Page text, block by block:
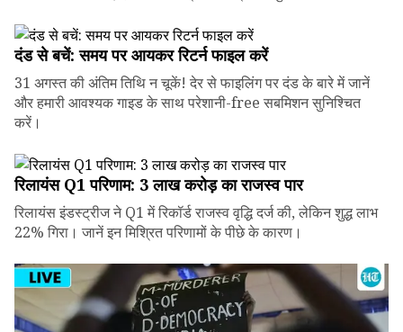
दंड से बचें: समय पर आयकर रिटर्न फाइल करें
31 अगस्त की अंतिम तिथि न चूकें! देर से फाइलिंग पर दंड के बारे में जानें
और हमारी आवश्यक गाइड के साथ परेशानी-free सबमिशन सुनिश्चित
करें।
रिलायंस Q1 परिणाम: ₹3 लाख करोड़ का राजस्व पार
रिलायंस इंडस्ट्रीज ने Q1 में रिकॉर्ड राजस्व वृद्धि दर्ज की, लेकिन शुद्ध लाभ
22% गिरा। जानें इन मिश्रित परिणामों के पीछे के कारण।